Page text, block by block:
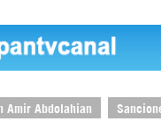
Amir Abdolahian